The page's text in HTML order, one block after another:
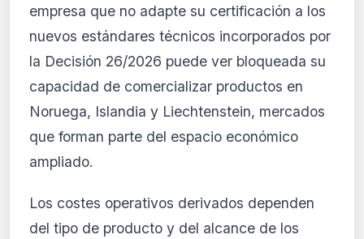
empresa que no adapte su certificación a los
nuevos estándares técnicos incorporados por
la Decisión 26/2026 puede ver bloqueada su
capacidad de comercializar productos en
Noruega, Islandia y Liechtenstein, mercados
que forman parte del espacio económico
ampliado.
Los costes operativos derivados dependen
del tipo de producto y del alcance de los